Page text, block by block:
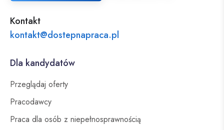
Kontakt
kontakt@dostepnapraca.pl
Dla kandydatów
Przeglądaj oferty
Pracodawcy
Praca dla osób z niepełnosprawnością